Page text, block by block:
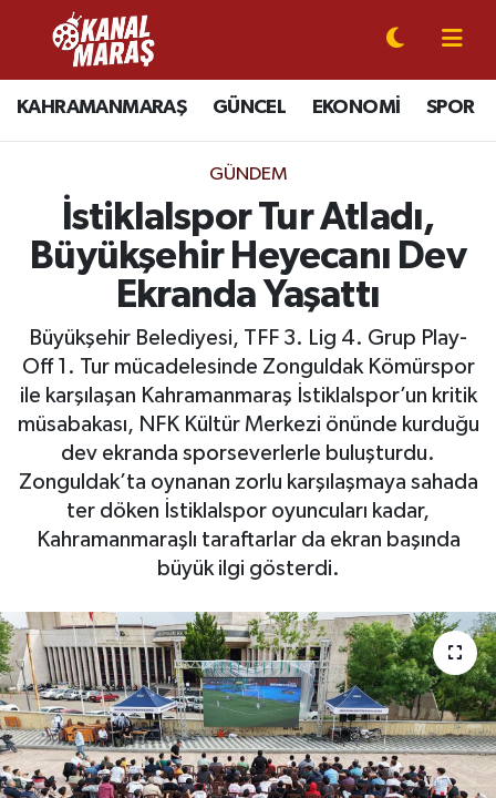
KAHRAMANMARAŞ GÜNCEL EKONOMİ SPOR
GÜNDEM
İstiklalspor Tur Atladı,
Büyükşehir Heyecanı Dev
Ekranda Yaşattı
Büyükşehir Belediyesi, TFF 3. Lig 4. Grup Play-
Off 1. Tur mücadelesinde Zonguldak Kömürspor
ile karşılaşan Kahramanmaraş İstiklalspor’un kritik
müsabakası, NFK Kültür Merkezi önünde kurduğu
dev ekranda sporseverlerle buluşturdu.
Zonguldak’ta oynanan zorlu karşılaşmaya sahada
ter döken İstiklalspor oyuncuları kadar,
Kahramanmaraşlı taraftarlar da ekran başında
büyük ilgi gösterdi.
CANLI YAYIN
KAHRAMANMARAŞ
GÜNCEL
SPOR
SİYASET
EKONOMİ
GÜNDEM
MAGAZİN
SAĞLIK
BÖLGE
KEŞFET
POPÜLER
Kahramanmaraş Nöbetçi Eczaneler
Kahramanmaraş Hava Durumu
Kahramanmaraş Namaz Vakitleri
Kahramanmaraş Trafik Yoğunluk Haritası
Süper Lig Puan Durumu ve Fikstür
Tüm Manşetler
Son Dakika Haberleri
Haber Arşivi